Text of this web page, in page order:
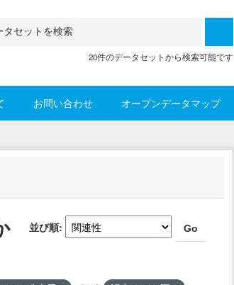
20件のデータセットから検索可能です
お問い合わせ オープンデータマップ
並び順 Go